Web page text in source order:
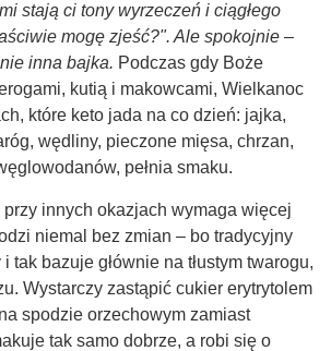
stają ci tony wyrzeczeń i ciągłego
mogę zjeść?". Ale spokojnie –
inna bajka. Podczas gdy Boże
kutią i makowcami, Wielkanoc
które keto jada na co dzień: jajka,
wędliny, pieczone mięsa, chrzan,
pełnia smaku.
przy innych okazjach wymaga więcej
niemal bez zmian – bo tradycyjny
tak bazuje głównie na tłustym twarogu,
Wystarczy zastąpić cukier erytrytolem
spodzie orzechowym zamiast
tak samo dobrze, a robi się o